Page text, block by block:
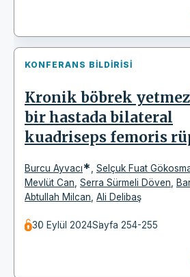
KONFERANS BILDIRISI
Kronik böbrek
bir hastada bilateral
kuadriseps femoris
Burcu Ayvacı* Selçuk Fuat
Mevlüt Can Serra Sürmeli Döven
Abtullah Milcan Ali Delibaş
30 Eylül 2024Sayfa 254-255